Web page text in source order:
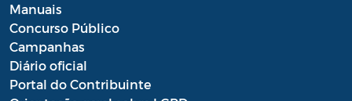
Saúde - Plano Municipal de Saúde
Saúde - Prestação de Contas
Saúde - Processo Seletivo de Agente
Manuais
Concurso Público
Campanhas
Diário oficial
Portal do Contribuinte